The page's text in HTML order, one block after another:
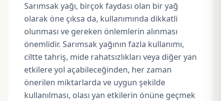
Sarımsak yağı, birçok faydası olan bir yağ
olarak öne çıksa da, kullanımında dikkatli
olunması ve gereken önlemlerin alınması
önemlidir. Sarımsak yağının fazla kullanımı,
ciltte tahriş, mide rahatsızlıkları veya diğer yan
etkilere yol açabileceğinden, her zaman
önerilen miktarlarda ve uygun şekilde
kullanılması, olası yan etkilerin önüne geçmek